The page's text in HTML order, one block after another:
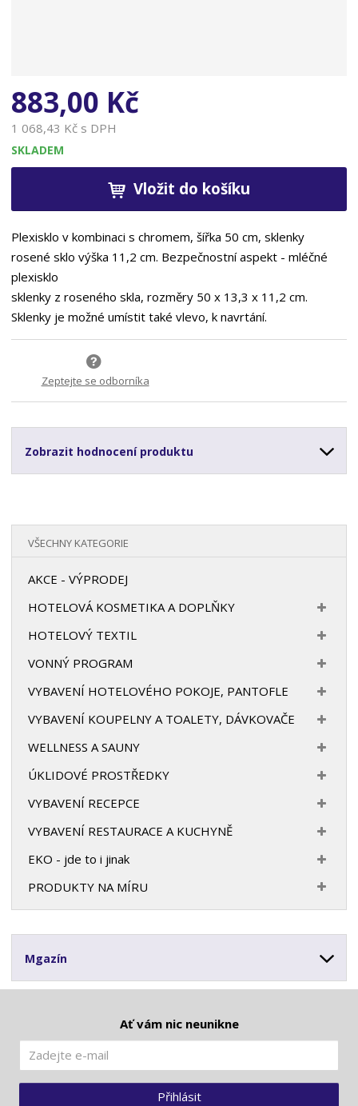
883,00 Kč
1 068,43 Kč s DPH
SKLADEM
Vložit do košíku
Plexisklo v kombinaci s chromem, šířka 50 cm, sklenky
rosené sklo výška 11,2 cm. Bezpečnostní aspekt - mléčné
plexisklo
sklenky z roseného skla, rozměry 50 x 13,3 x 11,2 cm.
Sklenky je možné umístit také vlevo, k navrtání.
Zeptejte se odborníka
Zobrazit hodnocení produktu
VŠECHNY KATEGORIE
AKCE - VÝPRODEJ
HOTELOVÁ KOSMETIKA A DOPLŇKY
HOTELOVÝ TEXTIL
VONNÝ PROGRAM
VYBAVENÍ HOTELOVÉHO POKOJE, PANTOFLE
VYBAVENÍ KOUPELNY A TOALETY, DÁVKOVAČE
WELLNESS A SAUNY
ÚKLIDOVÉ PROSTŘEDKY
VYBAVENÍ RECEPCE
VYBAVENÍ RESTAURACE A KUCHYNĚ
EKO - jde to i jinak
PRODUKTY NA MÍRU
Mgazín
Ať vám nic neunikne
Přihlásit